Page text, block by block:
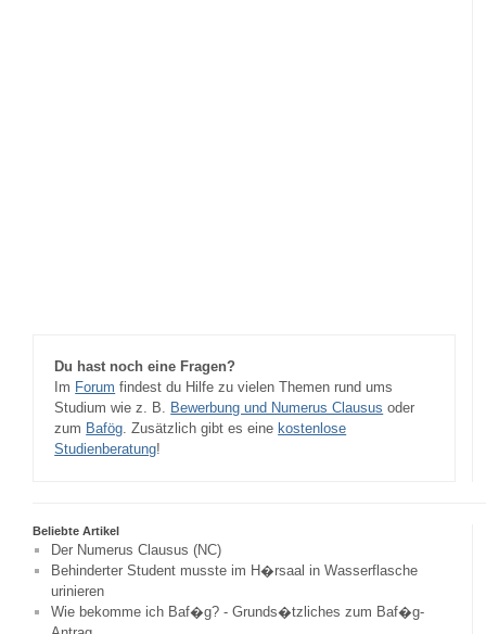
Du hast noch eine Fragen?
Im Forum findest du Hilfe zu vielen Themen rund ums
Studium wie z. B. Bewerbung und Numerus Clausus oder
zum Bafög. Zusätzlich gibt es eine kostenlose
Studienberatung!
Beliebte Artikel
Der Numerus Clausus (NC)
Behinderter Student musste im H�rsaal in Wasserflasche
urinieren
Wie bekomme ich Baf�g? - Grunds�tzliches zum Baf�g-